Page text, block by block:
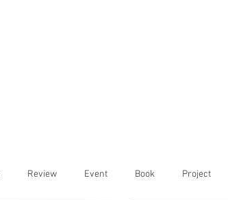
Review Event Book Project